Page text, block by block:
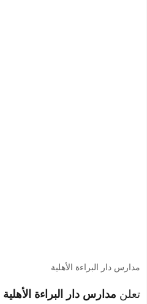
مدارس دار البراءة الأهلية
تعلن مدارس دار البراءة الأهلية